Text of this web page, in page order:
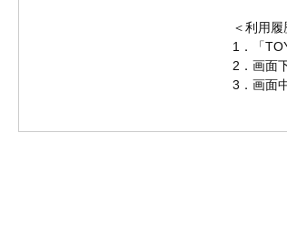
＜利用
1．「
2．画面
3．画面